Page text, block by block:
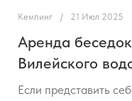
Кемпинг 21 Июл 2025
Аренда
Вилейского
Если представить